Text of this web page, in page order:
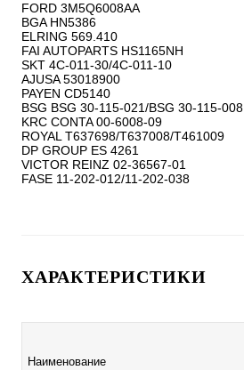
FORD 3M5Q6008AA
BGA HN5386
ELRING 569.410
FAI AUTOPARTS HS1165NH
SKT 4C-011-30/4C-011-10
AJUSA 53018900
PAYEN CD5140
BSG BSG 30-115-021/BSG 30-115-008
KRC CONTA 00-6008-09
ROYAL T637698/T637008/T461009
DP GROUP ES 4261
VICTOR REINZ 02-36567-01
ХАРАКТЕРИСТИКИ
Наименование